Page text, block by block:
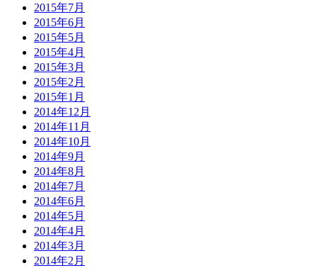
2015年7月
2015年6月
2015年5月
2015年4月
2015年3月
2015年2月
2015年1月
2014年12月
2014年11月
2014年10月
2014年9月
2014年8月
2014年7月
2014年6月
2014年5月
2014年4月
2014年3月
2014年2月